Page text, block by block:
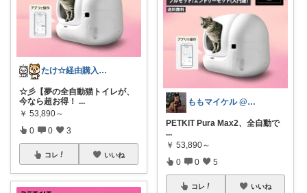
たけ☆経由購入感謝します！ありがとう！☆
☆彡【夢の全自動猫トイレが、
今なら超お得！ ...
￥ 53,890～
0 0 3
コレ いいね
ももマイケル @m_cats_life
PETKIT Pura Max2、全自動で
...
￥ 53,890～
0 0 5
コレ いいね